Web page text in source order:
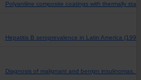
Polyaniline composite coatings with thermally
Hepatitis B seroprevalence in Latin America (1999)
Diagnosis of malignant and benign insulinomas.